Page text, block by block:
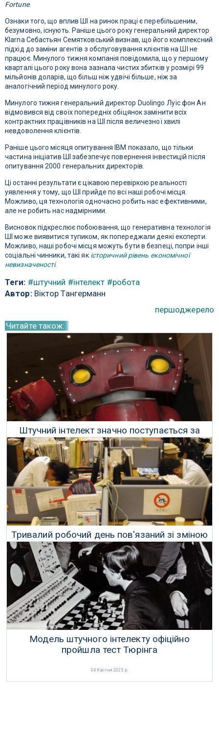
Fortune.
Ознаки того, що вплив ШІ на ринок праці є перебільшеним,
безумовно, існують. Раніше цього року генеральний директор
Klarna Себастьян Семятковський визнав, що його комплексний
підхід до заміни агентів з обслуговування клієнтів на ШІ не
працює. Минулого тижня компанія повідомила, що у першому
кварталі цього року вона зазнала чистих збитків у розмірі 99
мільйонів доларів, що більш ніж удвічі більше, ніж за
аналогічний період минулого року.
Минулого тижня генеральний директор Duolingo Луїс фон Ан
відмовився від своїх попередніх обіцянок замінити всіх
контрактних працівників на ШІ після величезної хвилі
невдоволення клієнтів.
Раніше цього місяця опитування IBM показало, що тільки
частина ініціатив ШІ забезпечує повернення інвестицій після
опитування 2000 генеральних директорів.
Ці останні результати є цікавою перевіркою реальності
уявлення у тому, що ШІ прийде по всі наші робочі місця.
Можливо, ця технологія одночасно робить нас ефективними,
але не робить нас надмірними.
Висновок підкреслює побоювання, що генеративна технологія
ШІ може виявитися тупиком, як попереджали деякі експерти.
Можливо, наші робочі місця можуть бути в безпеці, попри інші
соціальні чинники, такі як історичний рівень економічної
невизначеності.
Теги: #штучний #інтелект #робота
Автор:Віктор Тангерманн
першоджерело
Читайте також:
Штучний інтелект значно поступається за
ефективністю колегам-людям
04 Вересня 2024 р.
Тривалий робочий день пов'язаний зі зміною
структури мозку
16 Травня 2025 р.
Модель штучного інтелекту офіційно
пройшла тест Тюрінга
04 Квітня 2025 р.